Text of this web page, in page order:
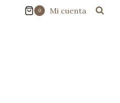
0 Mi cuenta